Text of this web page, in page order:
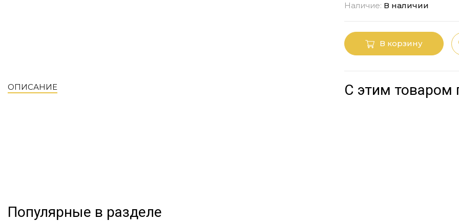
Наличие: В наличии
В корзину
ОПИСАНИЕ С этим товаром
Популярные в разделе